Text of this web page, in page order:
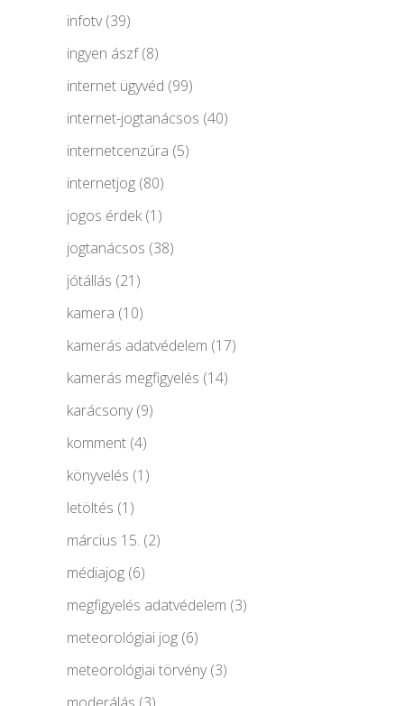
infotv(39)
ingyen ászf(8)
internet ügyvéd (99)
internet-jogtanácsos (40)
internetcenzúra (5)
internetjog (80)
jogos érdek(1)
jogtanácsos (38)
jótállás (21)
kamera (10)
kamerás adatvédelem (17)
kamerás megfigyelés (14)
karácsony(9)
komment (4)
könyvelés (1)
letöltés (1)
március 15. (2)
médiajog (6)
megfigyelés adatvédelem (3)
meteorológiai jog (6)
meteorológiai törvény(3)